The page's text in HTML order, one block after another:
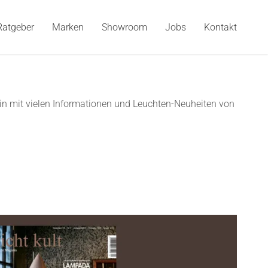
Marken Showroom Jobs Kontakt
mit vielen Informationen und Leuchten-Neuheiten von